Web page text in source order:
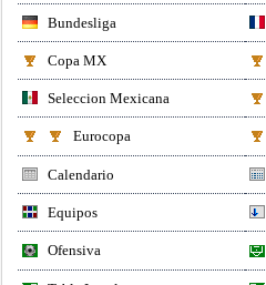
Bundesliga
Copa MX
Seleccion Mexicana
Eurocopa
Calendario
Equipos
Ofensiva